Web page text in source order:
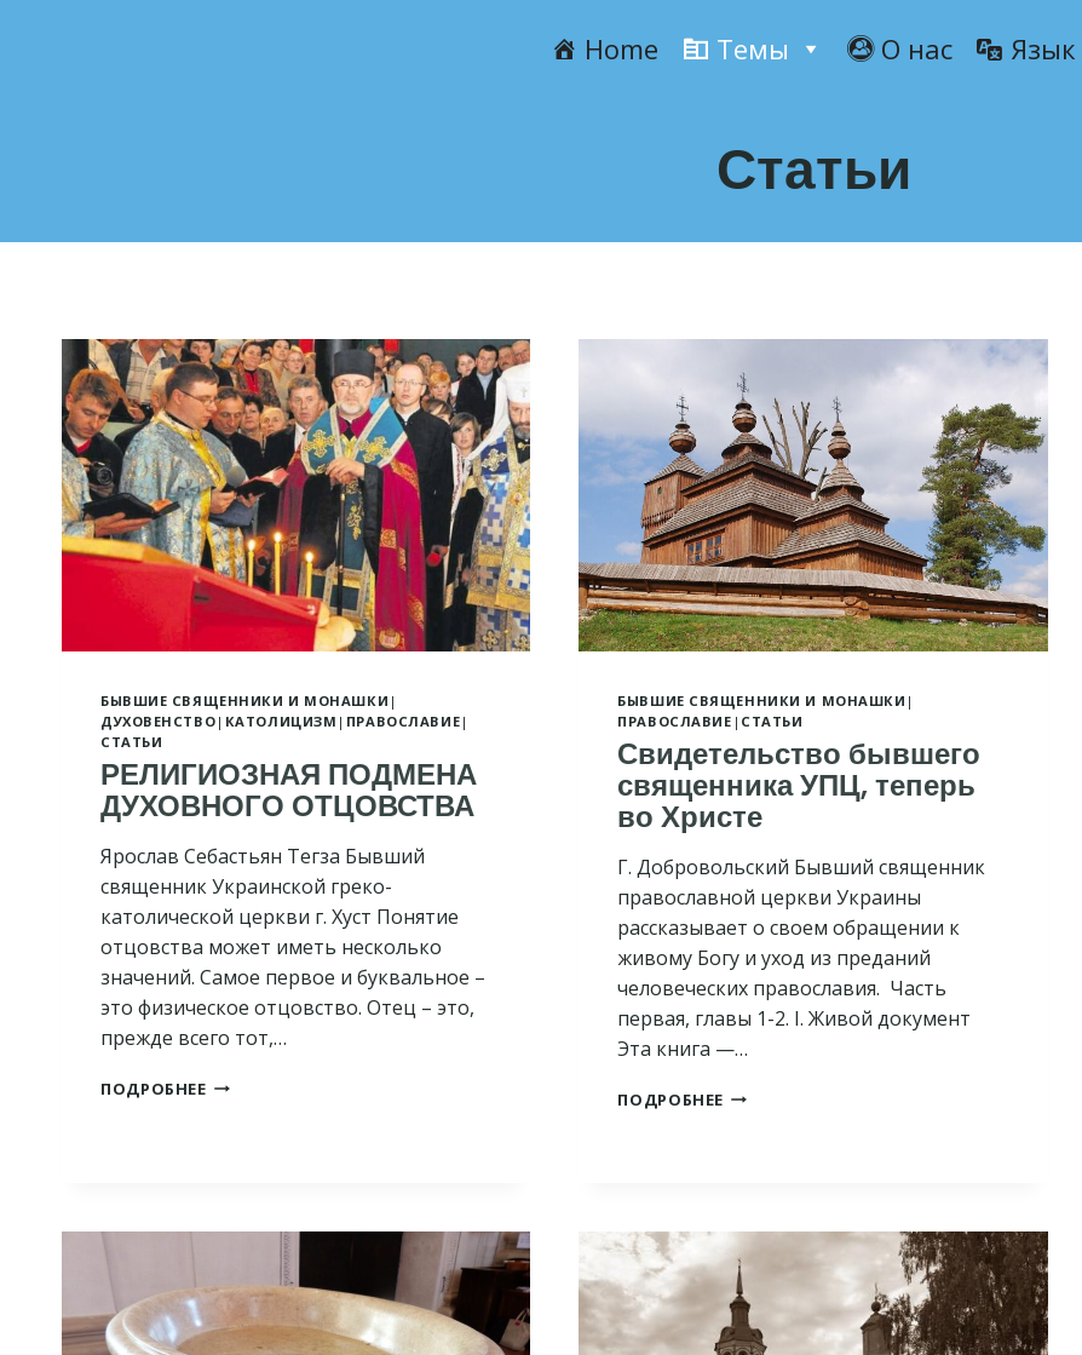
Home Темы О нас Язык
Статьи
БЫВШИЕ СВЯЩЕННИКИ И МОНАШКИ |
ДУХОВЕНСТВО | КАТОЛИЦИЗМ | ПРАВОСЛАВИЕ |
СТАТЬИ
РЕЛИГИОЗНАЯ ПОДМЕНА
ДУХОВНОГО ОТЦОВСТВА
Ярослав Себастьян Тегза Бывший
священник Украинской греко-
католической церкви г. Хуст Понятие
отцовства может иметь несколько
значений. Самое первое и буквальное –
это физическое отцовство. Отец – это,
прежде всего тот,…
ПОДРОБНЕЕ РЕЛИГИОЗНАЯ
БЫВШИЕ СВЯЩЕННИКИ И МОНАШКИ |
ПРАВОСЛАВИЕ | СТАТЬИ
Свидетельство бывшего
священника УПЦ, теперь
во Христе
Г. Добровольский Бывший священник
православной церкви Украины
рассказывает о своем обращении к
живому Богу и уход из преданий
человеческих православия. Часть
первая, главы 1-2. I. Живой документ
Эта книга —…
ПОДРОБНЕЕ СВИДЕТЕЛЬСТВО